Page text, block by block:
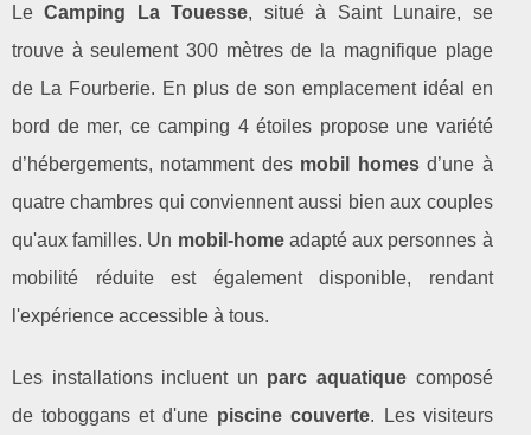
LeCamping La Touesse, situé à Saint Lunaire, se
trouve à seulement 300 mètres de la magnifique plage
de La Fourberie. En plus de son emplacement idéal en
bord de mer, ce camping 4 étoiles propose une variété
d’hébergements, notamment des mobil homesd’une à
quatre chambres qui conviennent aussi bien aux couples
qu'aux familles. Un mobil-homeadapté aux personnes à
mobilité réduite est également disponible, rendant
l'expérience accessible à tous.
Les installations incluent un parc aquatique composé
de toboggans et d'une piscine couverte. Les visiteurs